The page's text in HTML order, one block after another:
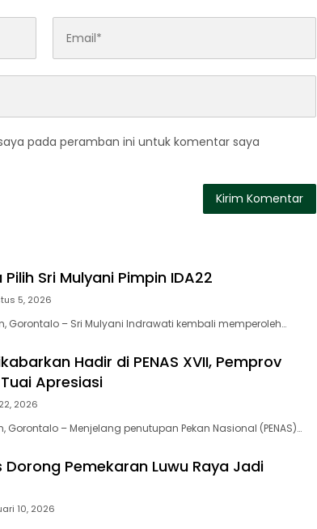
pada peramban ini untuk komentar saya
Pilih Sri Mulyani Pimpin IDA22
5, 2026
Gorontalo – Sri Mulyani Indrawati kembali memperoleh…
Hadir di PENAS XVII, Pemprov
Apresiasi
2026
Gorontalo – Menjelang penutupan Pekan Nasional (PENAS)…
Dorong Pemekaran Luwu Raya Jadi
10, 2026